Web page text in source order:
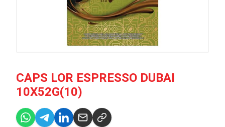
CAPS LOR ESPRESSO DUBAI
10X52G(10)